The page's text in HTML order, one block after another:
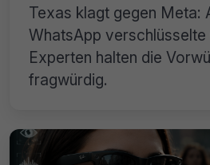
Texas klagt gegen Meta:
WhatsApp verschlüsselte
Experten halten die
fragwürdig.